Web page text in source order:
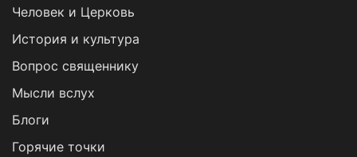
Человек и Церковь
История и культура
Вопрос священнику
Мысли вслух
Блоги
Горячие точки